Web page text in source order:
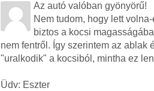
Az autó valóban gyönyörű!
Nem tudom, hogy lett
biztos a kocsi
nem fentről. Így szerintem az ablak
"uralkodik" a kocsiból, mintha ez
Üdv: Eszter